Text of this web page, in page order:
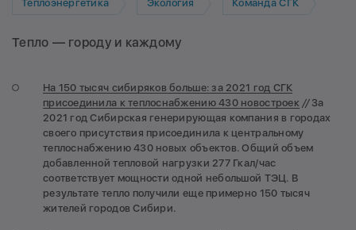
Теплоэнергетика Экология Команда СГК
Тепло — городу и каждому
На 150 тысяч сибиряков больше: за 2021 год СГК
присоединила к теплоснабжению 430 новостроек //За
2021 год Сибирская генерирующая компания в городах
своего присутствия присоединила к центральному
теплоснабжению 430 новых объектов. Общий объем
добавленной тепловой нагрузки 277 Гкал/час
соответствует мощности одной небольшой ТЭЦ. В
результате тепло получили еще примерно 150 тысяч
жителей городов Сибири.